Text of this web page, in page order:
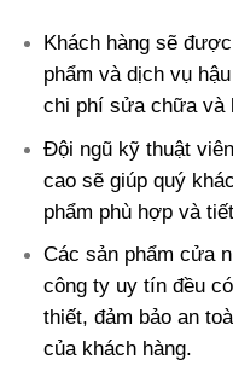
Khách hàng sẽ
phẩm và dịch vụ
chi phí sửa chữa và
Đội ngũ kỹ thuật
cao sẽ giúp quý
phẩm phù hợp và
Các sản phẩm cửa
công ty uy tín đều
thiết, đảm bảo an
của khách hàng.